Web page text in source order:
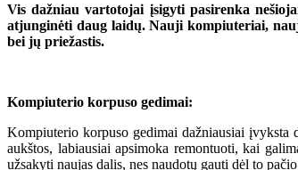
Vis dažniau vartotojai įsigyti pasirenka
atjunginėti daug laidų. Nauji kompiuteriai,
bei jų priežastis.
Kompiuterio korpuso gedimai:
Kompiuterio korpuso gedimai dažniausiai įvyksta
aukštos, labiausiai apsimoka remontuoti, kai
užsakyti naujas dalis, nes naudotų gauti dėl to